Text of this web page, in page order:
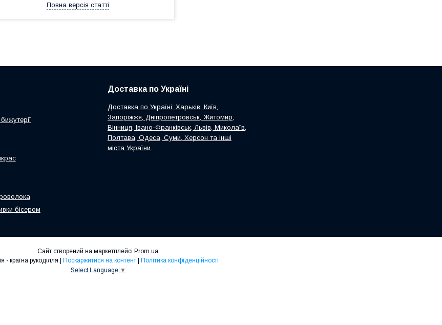
Повна версія статті
бісером
Доставка по Україні
Доставка по Україні: Харьків, Київ,
Запоріжжя, Дніпропетровськ, Житомир,
Вінниця, Івано-Франківськ, Львів, Миколаїв,
Полтава, Одеса, Суми, Херсон та інші
міста України.
Сайт створений на маркетплейсі Prom.ua
Ронделія - країна рукоділля | Поскаржитися на контент | Політика конфіденційності
Select Language ▼